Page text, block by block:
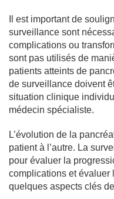
Il est important de
surveillance sont
complications ou
sont pas utilisés de
patients atteints de
de surveillance doivent
situation clinique
médecin spécialiste.
L’évolution de la
patient à l’autre. La
pour évaluer la
complications et évaluer
quelques aspects clés